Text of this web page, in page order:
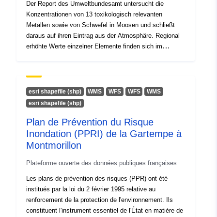
Der Report des Umweltbundesamt untersucht die
Konzentrationen von 13 toxikologisch relevanten
Metallen sowie von Schwefel in Moosen und schließt
daraus auf ihren Eintrag aus der Atmosphäre. Regional
erhöhte Werte einzelner Elemente finden sich im
Deposition von Blei, Molybdän und Cadmium ist stark,
von Quecksilber, Vanadium und Nickel leicht
zurückgegangen. Eine Zunahme ist vor allem bei Kupfer
Industrieregionen ergab bei einigen Metallen ebenfalls
erhöhte Werte, während der Raum Linz eine für eine
Industrieregion vergleichsweise geringe Deposition von
Monitoring des ICP Vegetation im Rahmen der
Convention on Long-Range Transboundary Air Pollution
der UN ECE.
esri shapefile (shp) WMS WFS WFS
WMS
esri shapefile (shp)
Plan de Prévention du Risque
Inondation (PPRI) de la Gartempe à
Montmorillon
Plateforme ouverte des données publiques françaises
Les plans de prévention des risques (PPR) ont été
institués par la loi du 2 février 1995 relative au
renforcement de la protection de l'environnement. Ils
constituent l'instrument essentiel de l'État en matière de